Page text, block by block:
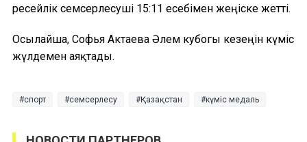
ресейлік семсерлесуші 15:11 есебімен жеңіске жетті.
Осылайша, Софья Актаева Әлем кубогы кезеңін күміс
жүлдемен аяқтады.
спорт семсерлесу Қазақстан күміс медаль